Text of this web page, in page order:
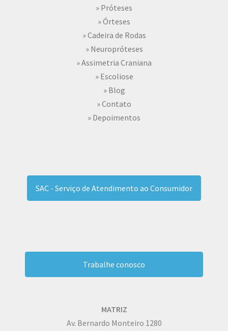
» Próteses
» Órteses
» Cadeira de Rodas
» Neuropróteses
» Assimetria Craniana
» Escoliose
» Blog
» Contato
» Depoimentos
SAC - Serviço de Atendimento ao Consumidor
Trabalhe conosco
MATRIZ
Av. Bernardo Monteiro 1280